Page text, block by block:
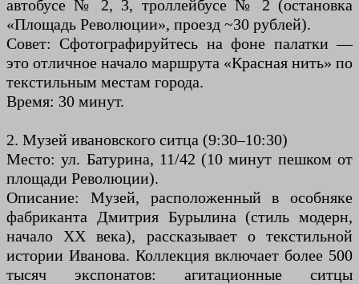
автобусе № 2, 3, троллейбусе № 2 (остановка
«Площадь Революции», проезд ~30 рублей).
Совет: Сфотографируйтесь на фоне палатки —
это отличное начало маршрута «Красная нить» по
текстильным местам города.
Время: 30 минут.
2. Музей ивановского ситца (9:30–10:30)
Место: ул. Батурина, 11/42 (10 минут пешком от
площади Революции).
Описание: Музей, расположенный в особняке
фабриканта Дмитрия Бурылина (стиль модерн,
начало XX века), рассказывает о текстильной
истории Иванова. Коллекция включает более 500
тысяч экспонатов: агитационные ситцы